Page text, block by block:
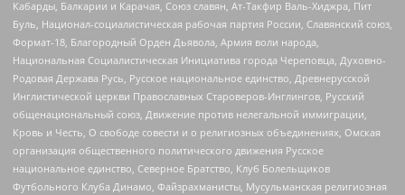
Кабарды, Балкарии и Карачая, Союз славян, Ат-Такфир Валь-Хиджра, Пит
Буль, Национал-социалистическая рабочая партия России, Славянский союз,
Формат-18, Благородный Орден Дьявола, Армия воли народа,
Национальная Социалистическая Инициатива города Череповца, Духовно-
Родовая Держава Русь, Русское национальное единство, Древнерусской
Инглистической церкви Православных Староверов-Инглингов, Русский
общенациональный союз, Движение против нелегальной иммиграции,
Кровь и Честь, О свободе совести и о религиозных объединениях, Омская
организация общественного политического движения Русское
национальное единство, Северное Братство, Клуб Болельщиков
Футбольного Клуба Динамо, Файзрахманисты, Мусульманская религиозная